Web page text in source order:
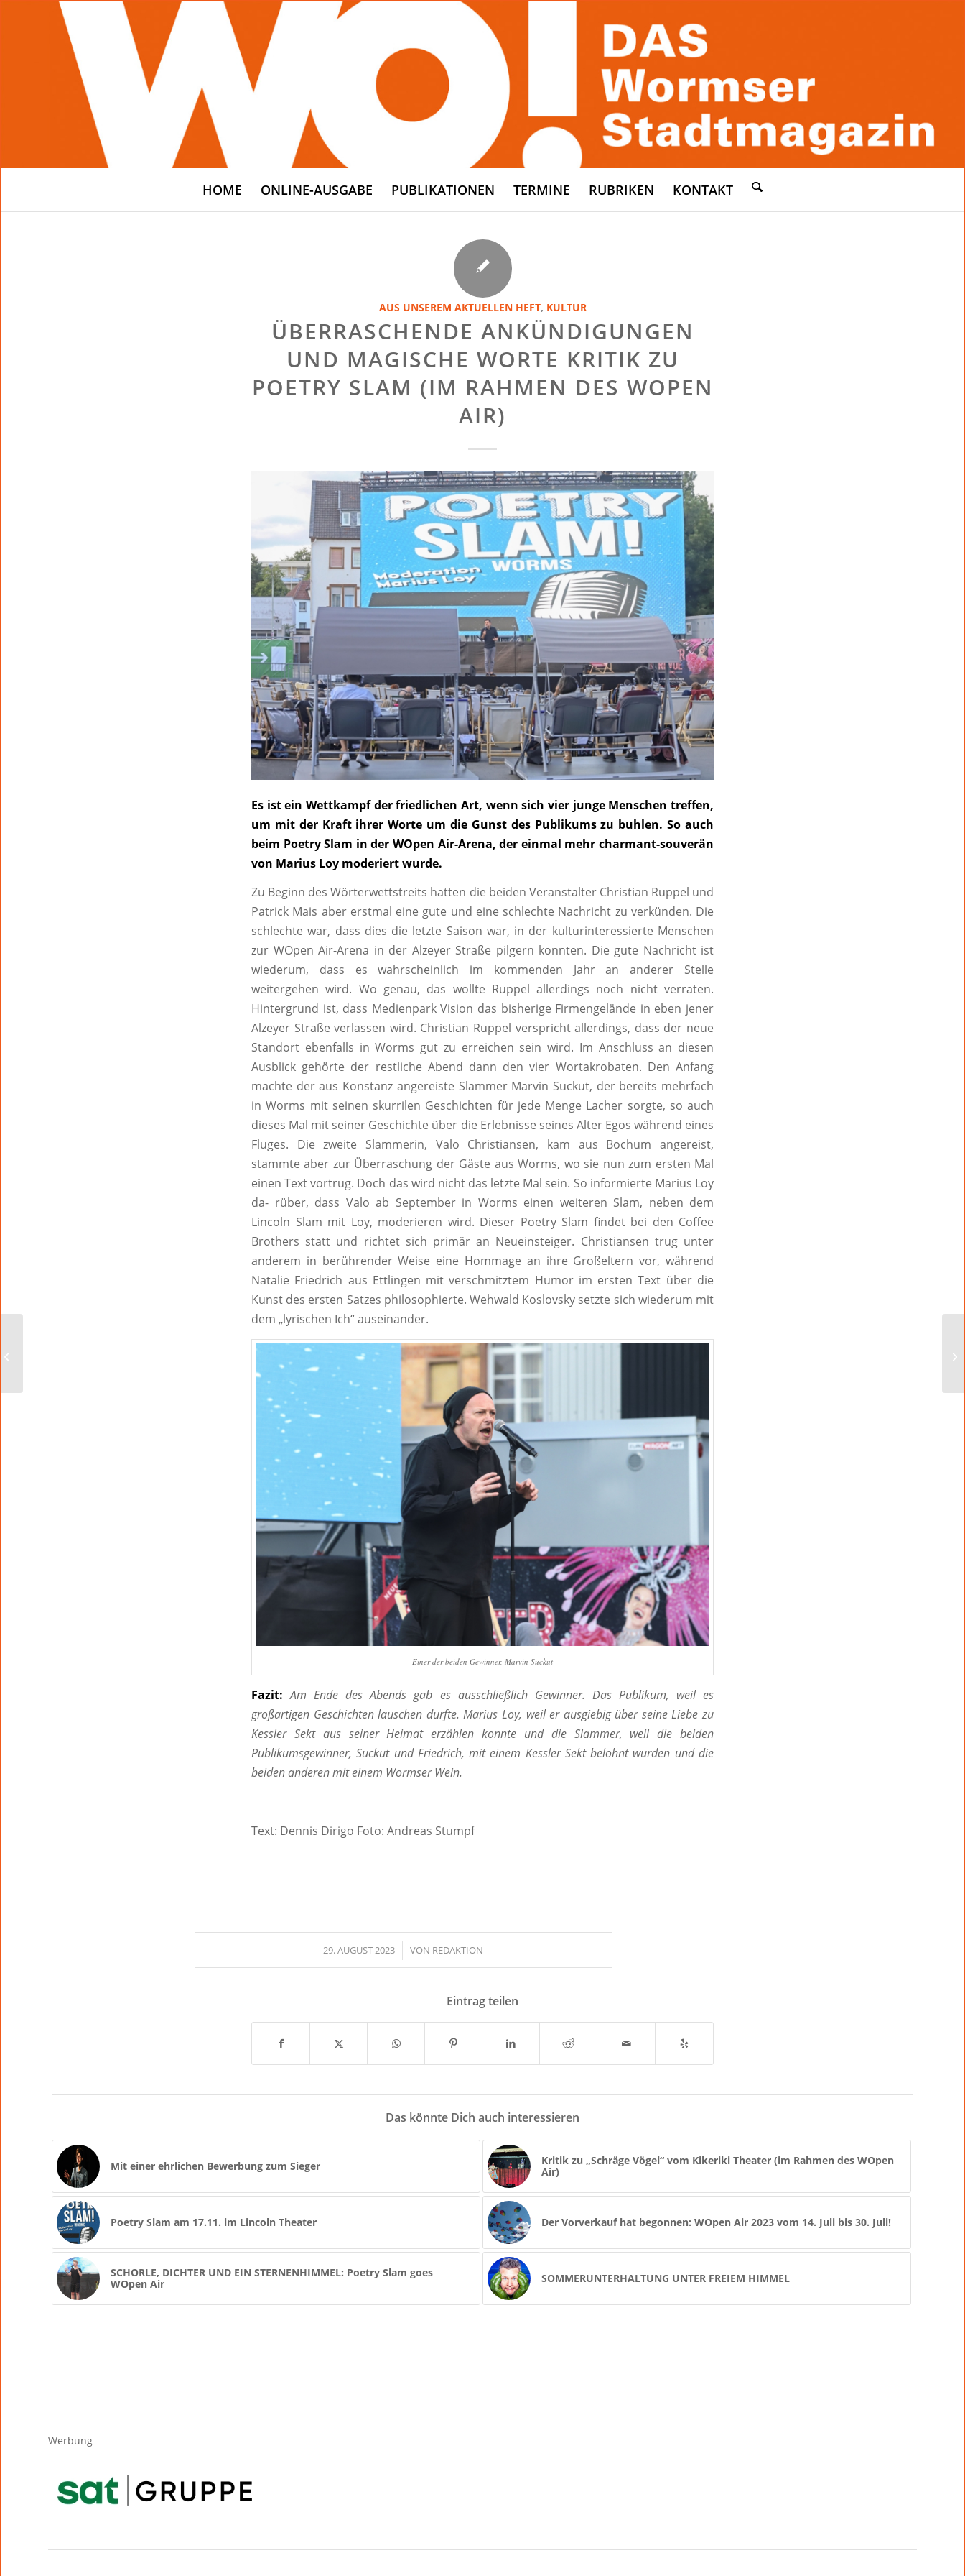
HOME ONLINE-AUSGABE PUBLIKATIONEN TERMINE RUBRIKEN KONTAKT
AUS UNSEREM AKTUELLEN HEFT, KULTUR
ÜBERRASCHENDE ANKÜNDIGUNGEN
UND MAGISCHE WORTE KRITIK ZU
POETRY SLAM (IM RAHMEN DES WOPEN
AIR)
Es ist ein Wettkampf der friedlichen Art, wenn sich vier junge Menschen treffen,
um mit der Kraft ihrer Worte um die Gunst des Publikums zu buhlen. So auch
beim Poetry Slam in der WOpen Air-Arena, der einmal mehr charmant-souverän
von Marius Loy moderiert wurde.
Zu Beginn des Wörterwettstreits hatten die beiden Veranstalter Christian Ruppel und
Patrick Mais aber erstmal eine gute und eine schlechte Nachricht zu verkünden. Die
schlechte war, dass dies die letzte Saison war, in der kulturinteressierte Menschen
zur WOpen Air-Arena in der Alzeyer Straße pilgern konnten. Die gute Nachricht ist
wiederum, dass es wahrscheinlich im kommenden Jahr an anderer Stelle
weitergehen wird. Wo genau, das wollte Ruppel allerdings noch nicht verraten.
Hintergrund ist, dass Medienpark Vision das bisherige Firmengelände in eben jener
Alzeyer Straße verlassen wird. Christian Ruppel verspricht allerdings, dass der neue
Standort ebenfalls in Worms gut zu erreichen sein wird. Im Anschluss an diesen
Ausblick gehörte der restliche Abend dann den vier Wortakrobaten. Den Anfang
machte der aus Konstanz angereiste Slammer Marvin Suckut, der bereits mehrfach
in Worms mit seinen skurrilen Geschichten für jede Menge Lacher sorgte, so auch
dieses Mal mit seiner Geschichte über die Erlebnisse seines Alter Egos während eines
Fluges. Die zweite Slammerin, Valo Christiansen, kam aus Bochum angereist,
stammte aber zur Überraschung der Gäste aus Worms, wo sie nun zum ersten Mal
einen Text vortrug. Doch das wird nicht das letzte Mal sein. So informierte Marius Loy
da- rüber, dass Valo ab September in Worms einen weiteren Slam, neben dem
Lincoln Slam mit Loy, moderieren wird. Dieser Poetry Slam findet bei den Coffee
Brothers statt und richtet sich primär an Neueinsteiger. Christiansen trug unter
anderem in berührender Weise eine Hommage an ihre Großeltern vor, während
Natalie Friedrich aus Ettlingen mit verschmitztem Humor im ersten Text über die
Kunst des ersten Satzes philosophierte. Wehwald Koslovsky setzte sich wiederum mit
dem „lyrischen Ich“ auseinander.
Einer der beiden Gewinner, Marvin Suckut
Fazit:Am Ende des Abends gab es ausschließlich Gewinner. Das Publikum, weil es
großartigen Geschichten lauschen durfte. Marius Loy, weil er ausgiebig über seine Liebe zu
Kessler Sekt aus seiner Heimat erzählen konnte und die Slammer, weil die beiden
Publikumsgewinner, Suckut und Friedrich, mit einem Kessler Sekt belohnt wurden und die
beiden anderen mit einem Wormser Wein.
Text: Dennis Dirigo Foto: Andreas Stumpf
29. AUGUST 2023
/ VON REDAKTION
Eintrag teilen
Das könnte Dich auch interessieren
Mit einer ehrlichen Bewerbung zum Sieger
Kritik zu „Schräge Vögel“ vom Kikeriki Theater (im Rahmen des WOpen
Air)
Poetry Slam am 17.11. im Lincoln Theater Der Vorverkauf hat begonnen: WOpen Air 2023 vom 14. Juli bis 30. Juli!
SCHORLE, DICHTER UND EIN STERNENHIMMEL: Poetry Slam goes
WOpen Air
SOMMERUNTERHALTUNG UNTER FREIEM HIMMEL
Werbung